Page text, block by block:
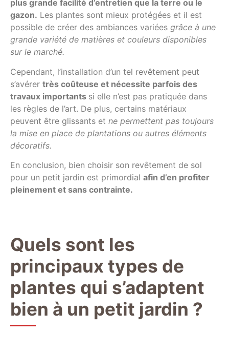
plus grande facilité d’entretien que la terre ou le
gazon. Les plantes sont mieux protégées et il est
possible de créer des ambiances variées grâce à une
grande variété de matières et couleurs disponibles
sur le marché.
Cependant, l’installation d’un tel revêtement peut
s’avérer très coûteuse et nécessite parfois des
travaux importants si elle n’est pas pratiquée dans
les règles de l’art. De plus, certains matériaux
peuvent être glissants et ne permettent pas toujours
la mise en place de plantations ou autres éléments
décoratifs.
En conclusion, bien choisir son revêtement de sol
pour un petit jardin est primordial afin d’en profiter
pleinement et sans contrainte.
Quels sont les
principaux types de
plantes qui s’adaptent
bien à un petit jardin ?